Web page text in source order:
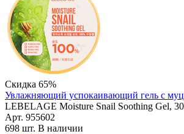
Скидка 65%
Увлажняющий успокаивающий гель с
LEBELAGE Moisture Snail Soothing Gel,
Арт. 955602
698 шт. В наличии